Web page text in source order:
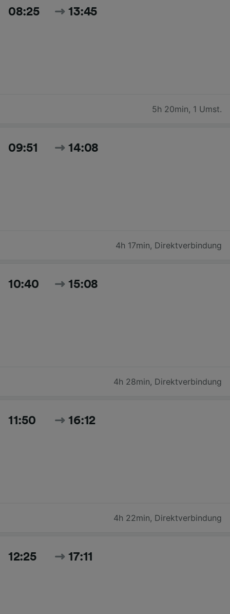
08:25 13:45
5h 20min, 1 Umst.
09:51 14:08
4h 17min, Direktverbindung
10:40 15:08
4h 28min, Direktverbindung
11:50 16:12
4h 22min, Direktverbindung
12:25 17:11